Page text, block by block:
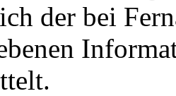
der bei